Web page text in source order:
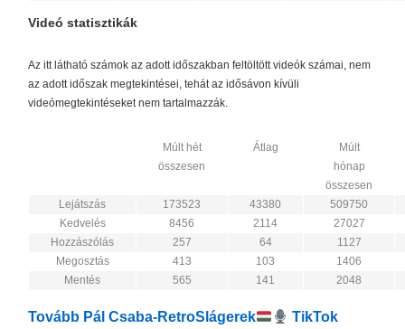
Videó statisztikák
Az itt látható számok az adott időszakban feltöltött videók számai, nem
az adott időszak megtekintései, tehát az idősávon kívüli
videómegtekintéseket nem tartalmazzák.
Múlt hét
összesen
Átlag
Múlt
hónap
összesen
Lejátszás
173523 43380
509750
Kedvelés
8456 2114
27027
Hozzászólás
257 64
1127
Megosztás
413 103
1406
Mentés
565 141 2048
Tovább Pál Csaba-RetroSlágerek
TikTok